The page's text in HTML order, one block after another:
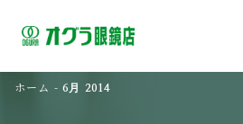
ホーム -6月 2014